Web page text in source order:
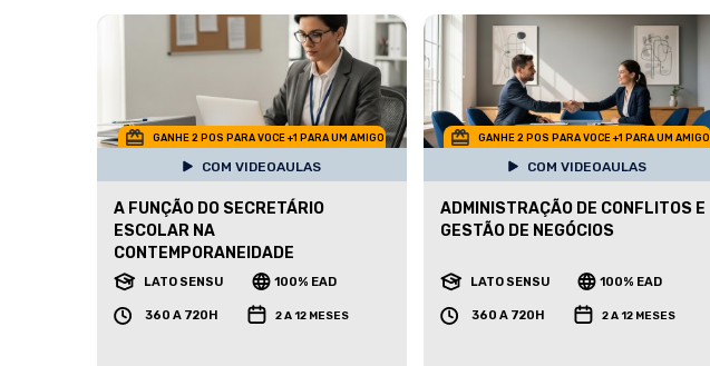
GANHE 2 POS PARA VOCE +1 PARA UM AMIGO
COM VIDEOAULAS
A FUNÇÃO DO SECRETÁRIO
ESCOLAR NA
CONTEMPORANEIDADE
LATO SENSU 100% EAD
360 A 720H 2 A 12 MESES
GANHE 2 POS PARA VOCE +1 PARA UM AMIGO
COM VIDEOAULAS
ADMINISTRAÇÃO DE CONFLITOS E
GESTÃO DE NEGÓCIOS
LATO SENSU 100% EAD
360 A 720H 2 A 12 MESES